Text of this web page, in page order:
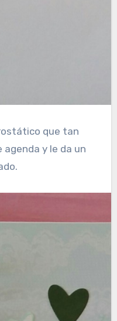
que tan
y le da un